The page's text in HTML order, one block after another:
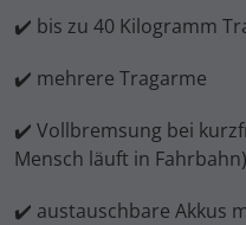
✔️ bis zu 40 Kilogramm
✔️ mehrere Tragarme
✔️ Vollbremsung bei
Mensch läuft in Fahrbahn)
✔️ austauschbare Akkus